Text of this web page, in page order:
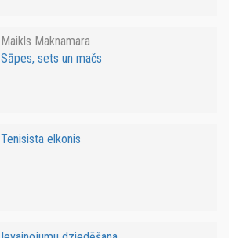
Maikls Maknamara
Sāpes, sets un mačs
Tenisista elkonis